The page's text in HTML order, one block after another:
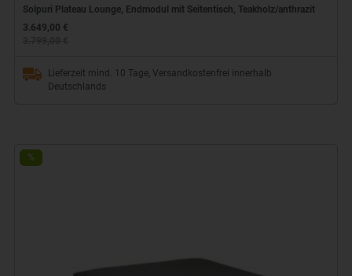
Solpuri Plateau Lounge, Endmodul mit Seitentisch, Teakholz/anthrazit
3.649,00 €
Lieferzeit mind. 10 Tage, Versandkostenfrei innerhalb
Deutschlands
%